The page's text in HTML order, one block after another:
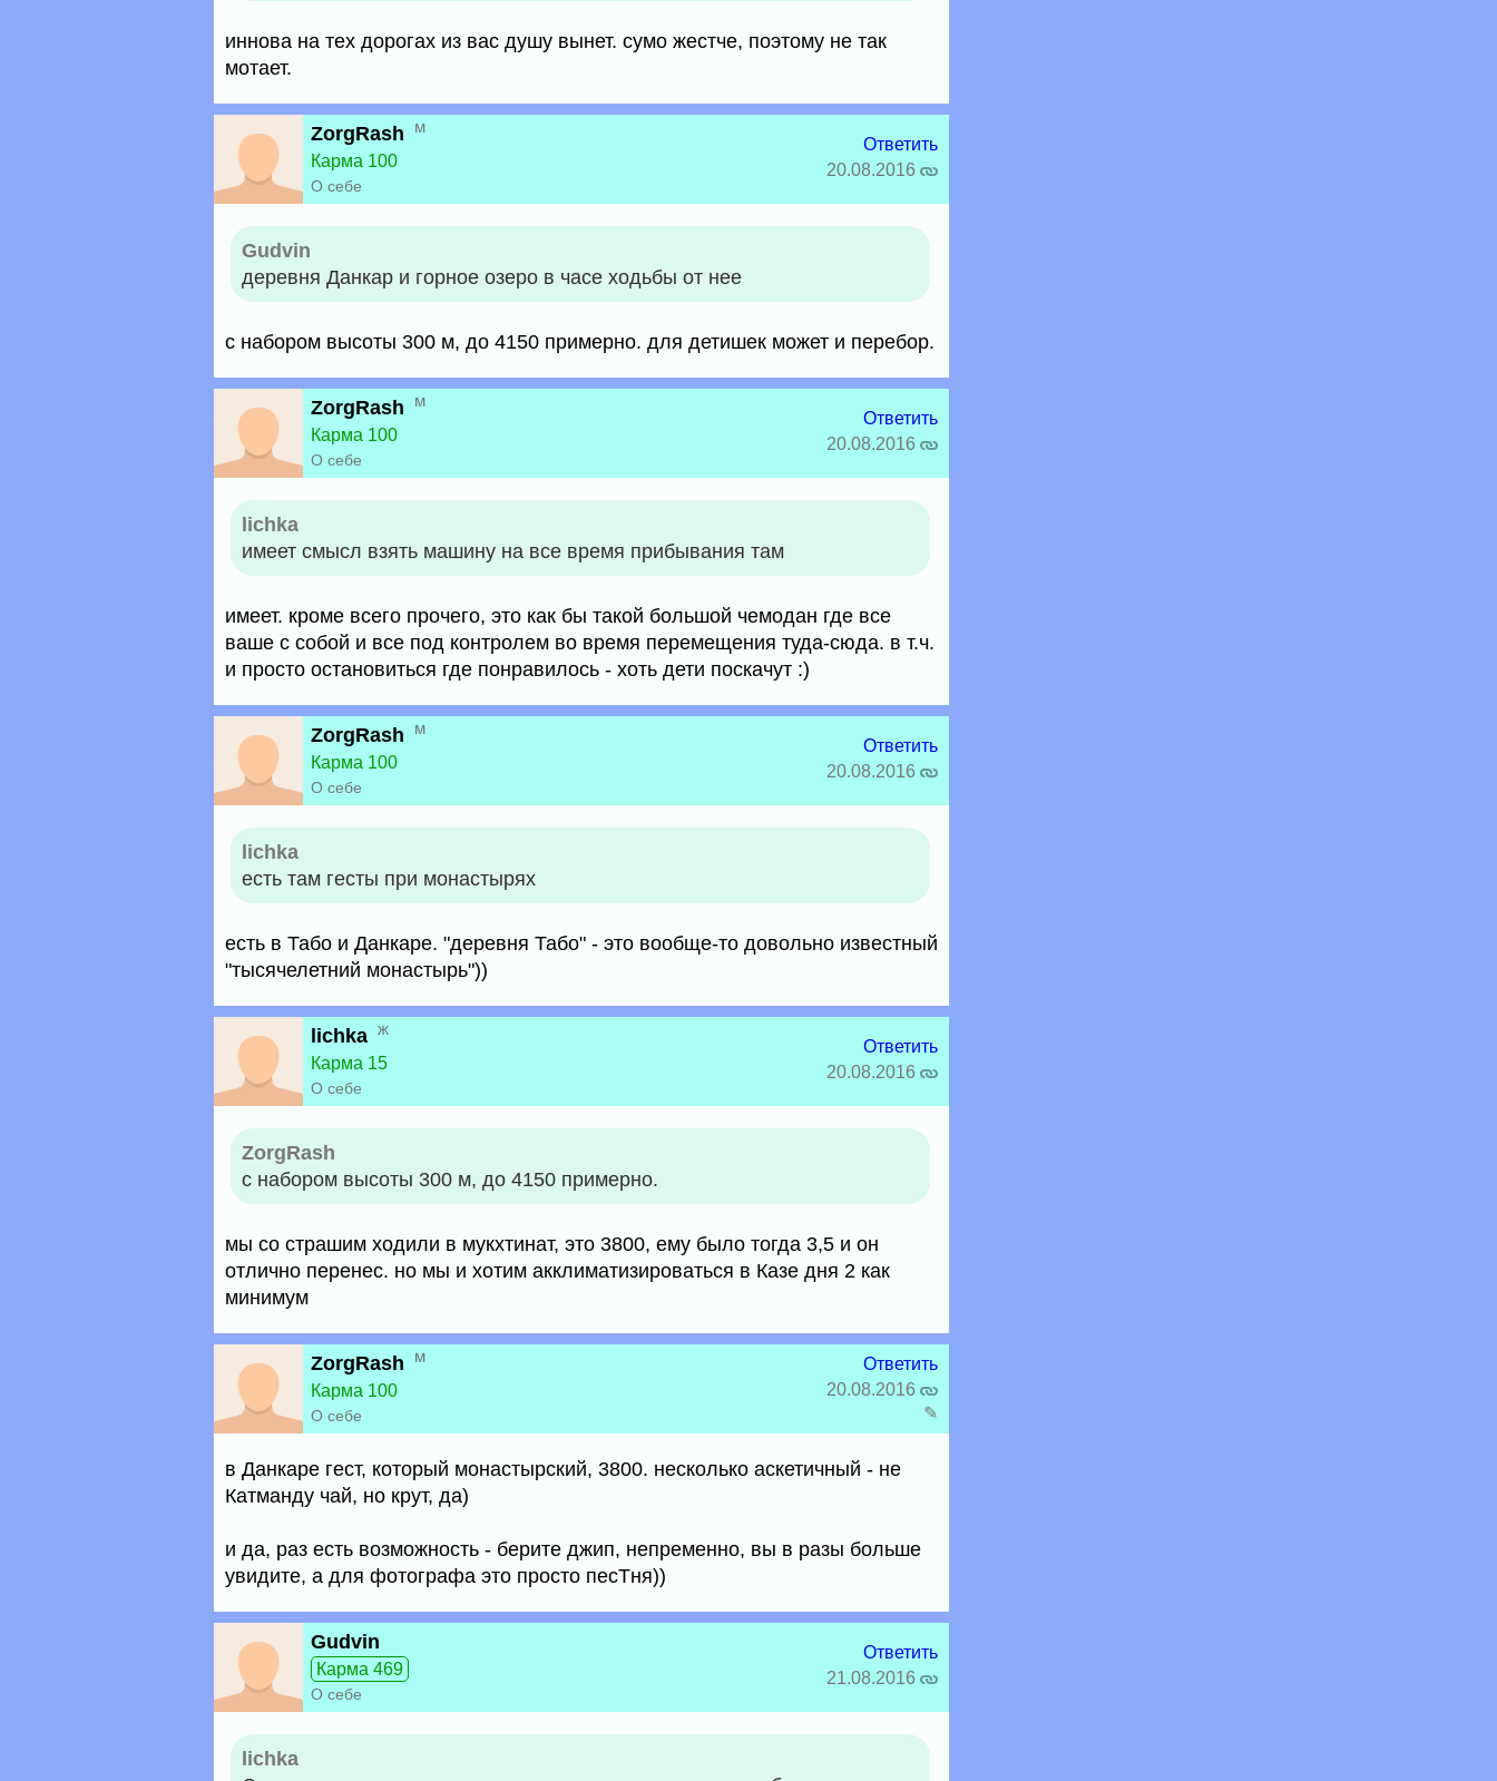
иннова на тех дорогах из вас душу вынет. сумо жестче, поэтому не так
мотает.
ZorgRash
м
Карма 100
О себе
Ответить
20.08.2016
Gudvin
деревня Данкар и горное озеро в часе ходьбы от нее
с набором высоты 300 м, до 4150 примерно. для детишек может и перебор.
ZorgRash
м
Карма 100
О себе
Ответить
20.08.2016
lichka
имеет смысл взять машину на все время прибывания там
имеет. кроме всего прочего, это как бы такой большой чемодан где все
ваше с собой и все под контролем во время перемещения туда-сюда. в т.ч.
и просто остановиться где понравилось - хоть дети поскачут :)
ZorgRash
м
Карма 100
О себе
Ответить
20.08.2016
lichka
есть там гесты при монастырях
есть в Табо и Данкаре. "деревня Табо" - это вообще-то довольно известный
"тысячелетний монастырь"))
lichka ж
Карма 15
О себе
Ответить
20.08.2016
ZorgRash
с набором высоты 300 м, до 4150 примерно.
мы со страшим ходили в мукхтинат, это 3800, ему было тогда 3,5 и он
отлично перенес. но мы и хотим акклиматизироваться в Казе дня 2 как
минимум
ZorgRash
м
Карма 100
О себе
Ответить
20.08.2016
✎
в Данкаре гест, который монастырский, 3800. несколько аскетичный - не
Катманду чай, но крут, да)
и да, раз есть возможность - берите джип, непременно, вы в разы больше
увидите, а для фотографа это просто песТня))
Gudvin
Карма 469
О себе
Ответить
21.08.2016
lichka